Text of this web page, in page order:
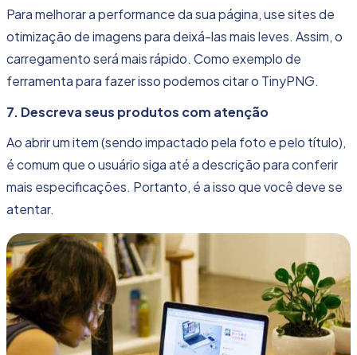
Para melhorar a performance da sua página, use sites de
otimização de imagens para deixá-las mais leves. Assim, o
carregamento será mais rápido. Como exemplo de
ferramenta para fazer isso podemos citar o TinyPNG.
7. Descreva seus produtos com atenção
Ao abrir um item (sendo impactado pela foto e pelo título),
é comum que o usuário siga até a descrição para conferir
mais especificações. Portanto, é a isso que você deve se
atentar.